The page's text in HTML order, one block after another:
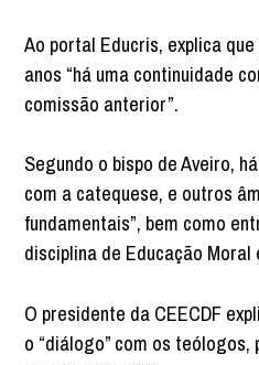
Ao portal Educris, explica
anos “há uma continuidade
comissão anterior”.
Segundo o bispo de Aveiro,
com a catequese, e outros
fundamentais”, bem como
disciplina de Educação
O presidente da CEECDF
o “diálogo” com os teólogos,